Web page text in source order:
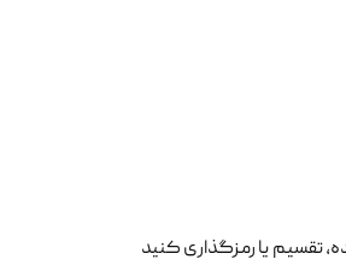
تقسیم یا رمزگذاری کنید